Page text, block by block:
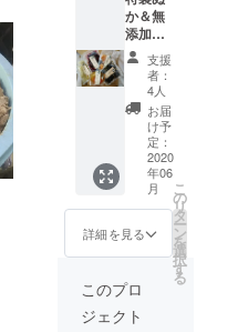
（１㎏
）をお
送りい
たしま
す。
・ぬ
か床用
タッ
パー付
・漬
物は季
節に
よって
お届け
いたし
ます。
か＆無
添加漬
物＆定
期便
（１年
間）
・
１年
間、毎
月末に
無添加
漬物
（３
袋）を
お送り
いたし
ます。
・
支援
者：
4人
お届
け予
定：
2020
年06
月
詳細を見る
こ
の
リ
タ
ー
ン
を
選
択
す
る
このプロ
ジェクト